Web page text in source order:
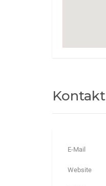
Kontakt
E-Mail
Website